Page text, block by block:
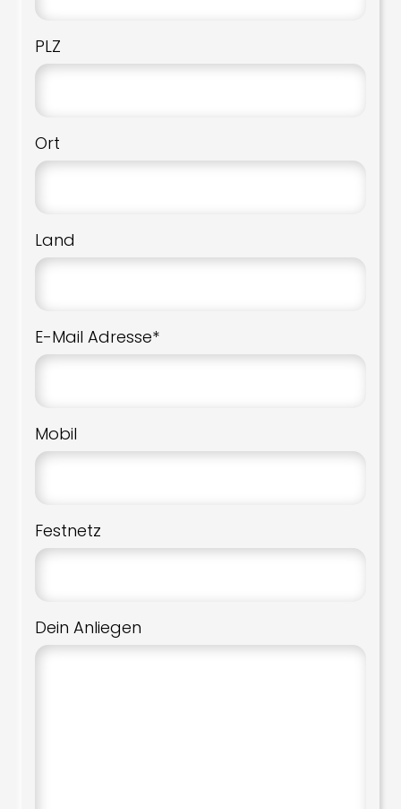
PLZ
Ort
Land
E-Mail Adresse*
Mobil
Festnetz
Dein Anliegen